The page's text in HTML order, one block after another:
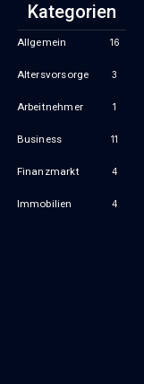
Kategorien
Allgemein 16
Altersvorsorge 3
Arbeitnehmer 1
Business 11
Finanzmarkt 4
Immobilien 4